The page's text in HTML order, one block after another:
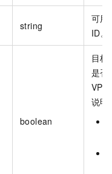
string
可用
ID。
boolean
目标
是否
VPC
说明